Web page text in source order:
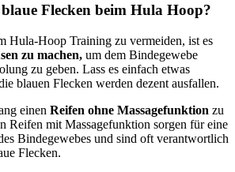
Flecken beim Hula Hoop?
Hula-Hoop Training zu vermeiden, ist es
zu machen, um dem Bindegewebe
zu geben. Lass es einfach etwas
blauen Flecken werden dezent ausfallen.
einen Reifen ohne Massagefunktion zu
Reifen mit Massagefunktion sorgen für eine
Bindegewebes und sind oft verantwortlich
Flecken.